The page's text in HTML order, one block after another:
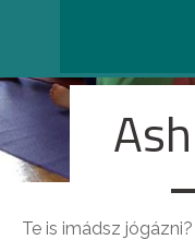
Te is imádsz